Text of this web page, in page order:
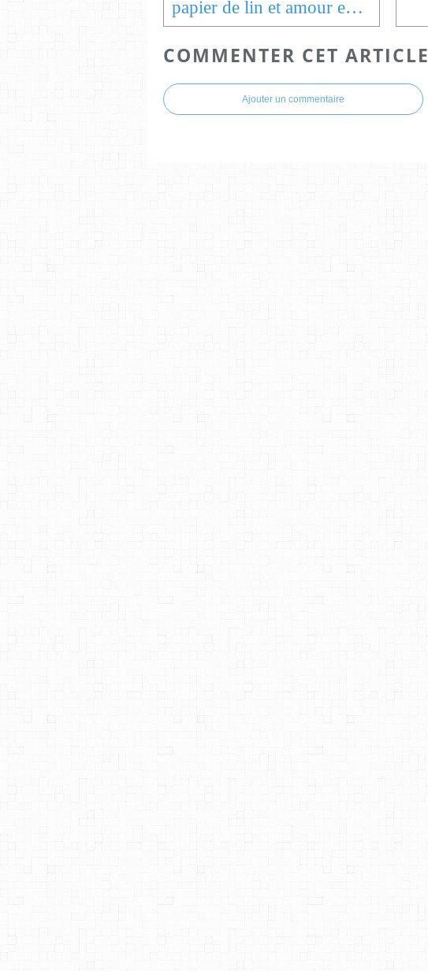
papier de lin et amour en cage
COMMENTER CET ARTICLE
Ajouter un commentaire